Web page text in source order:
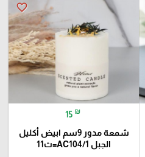
favorite_border
15 ₪
شمعة مدور 9سم ابيض أكليل
الجبل AC104/1=ث11